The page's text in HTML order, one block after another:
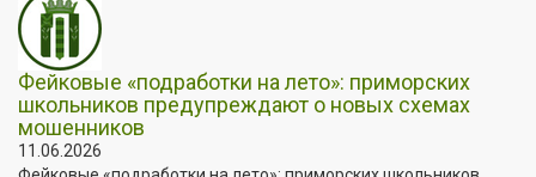
Фейковые «подработки на лето»: приморских
школьников предупреждают о новых схемах
мошенников
11.06.2026